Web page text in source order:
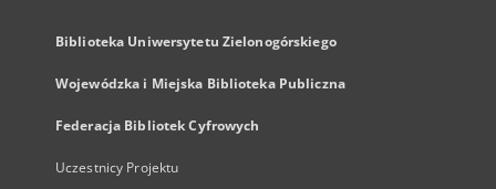
Biblioteka Uniwersytetu Zielonogórskiego
Wojewódzka i Miejska Biblioteka Publiczna
Federacja Bibliotek Cyfrowych
Uczestnicy Projektu